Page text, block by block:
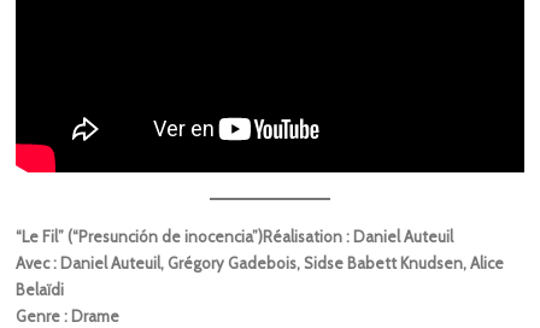
“Le Fil” (“Presunción de inocencia”)Réalisation : Daniel Auteuil
Avec : Daniel Auteuil, Grégory Gadebois, Sidse Babett Knudsen, Alice
Belaïdi
Genre : Drame